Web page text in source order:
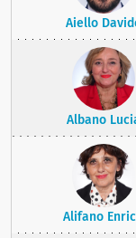
Aiello
Albano
Alifano